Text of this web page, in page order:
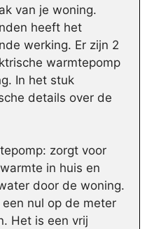
van je woning.
heeft het
werking. Er zijn 2
warmtepomp
In het stuk
details over de
zorgt voor
in huis en
door de woning.
nul op de meter
Het is een vrij